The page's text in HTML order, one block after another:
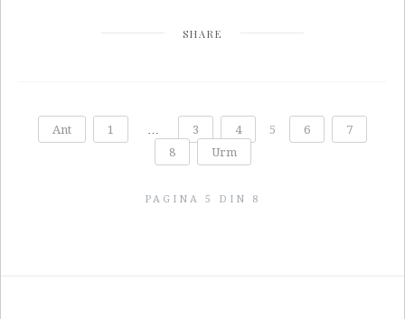
SHARE
Ant 1 3 4 5 6
7
8
Urm
PAGINA 5 DIN 8